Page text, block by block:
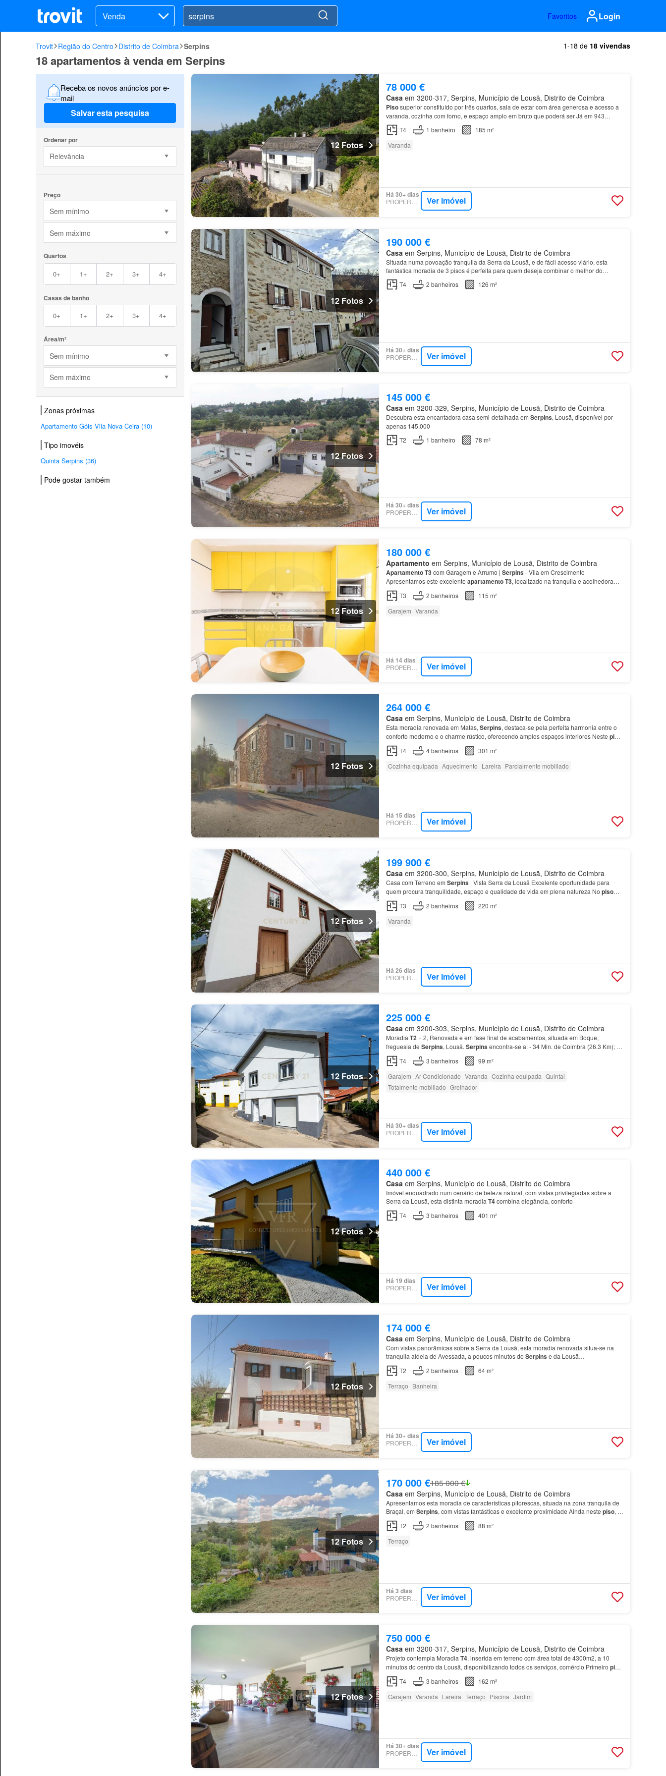
Venda Favoritos Login
Trovit Região do Centro Distrito de Coimbra Serpins 1-18 de 18 vivendas
18 apartamentos à venda em Serpins
Receba os novos anúncios por e-
mail
Salvar esta pesquisa
Ordenar por
Relevância
Preço
Sem mínimo
Sem máximo
Quartos
0+ 1+ 2+ 3+ 4+
Casas de banho
0+ 1+ 2+ 3+ 4+
Área/m²
Sem mínimo
Sem máximo
Zonas próximas
Apartamento Góis Vila Nova Ceira (10)
Tipo imovéis
Quinta Serpins (36)
Pode gostar também
12 Fotos
78 000 €
Casaem 3200-317, Serpins, Município de Lousã, Distrito de Coimbra
Pisosuperior constituído por três quartos, sala de estar com área generosa e acesso a
varanda, cozinha com forno, e espaço amplo em bruto que poderá ser Já em 943
Serpins (topónimo antroponímico) é referida como villa rústic…
T4 1 banheiro
185 m²
Varanda
Há 30+ dias
PROPERSTAR Ver imóvel
12 Fotos
190 000 €
Casa em Serpins, Município de Lousã, Distrito de Coimbra
Situada numa povoação tranquila da Serra da Lousã, e de fácil acesso viário, esta
fantástica moradia de 3 pisos é perfeita para quem deseja combinar o melhor do
ambiente rural com o potencial de se tornar num refúgio moderno…
T4 2 banheiros 126 m²
Há 30+ dias
Ver imóvel
12 Fotos
145 000 €
Casaem 3200-329, Serpins, Município de Lousã, Distrito de Coimbra
Descubra esta encantadora casa semi-detalhada em Serpins, Lousã, disponível por
apenas 145.000
T2
1 banheiro 78 m²
Há 30+ dias
Ver imóvel
12 Fotos
180 000 €
Apartamento em Serpins, Município de Lousã, Distrito de Coimbra
ApartamentoT3com Garagem e Arrumo | Serpins - Vila em Crescimento
Apresentamos este excelente apartamentoT3, localizado na tranquila e acolhedora
vila de
Serpins , uma oportunidade ideal para quem procura conforto, funciona…
T3 2 banheiros
115 m²
Garajem Varanda
Há 14 dias
Ver imóvel
12 Fotos
264 000 €
Casaem Serpins, Município de Lousã, Distrito de Coimbra
Esta moradia renovada em Matas, Serpins, destaca-se pela perfeita harmonia entre o
conforto moderno e o charme rústico, oferecendo amplos espaços interiores Neste piso
encontra-se ainda uma ampla sala de estar, ideal para mom…
T4 4banheiros
301 m²
Cozinha equipada Aquecimento Lareira Parcialmente mobiliado
Há 15 dias
Ver imóvel
12 Fotos
199 900 €
Casaem 3200-300, Serpins, Município de Lousã, Distrito de Coimbra
Casa com Terreno em Serpins | Vista Serra da Lousã Excelente oportunidade para
quem procura tranquilidade, espaço e qualidade de vida em plena natureza No piso
inferior existem 3 divisões adicionais com enorme potencial, perm…
T3 2 banheiros
220 m²
Varanda
Há 26 dias
Ver imóvel
12 Fotos
225 000 €
Casaem 3200-303, Serpins, Município de Lousã, Distrito de Coimbra
Moradia T2+ 2, Renovada e em fase final de acabamentos, situada em Boque,
freguesia de Serpins, Lousã. Serpins encontra-se a: - 34 Min. de Coimbra (26.3 Km); -
14 Min…
T4 3 banheiros
99 m²
Garajem Ar Condicionado Varanda Cozinha equipada Quintal
Totalmente mobiliado Grelhador
Há 30+ dias
Ver imóvel
12 Fotos
440 000 €
Casaem Serpins, Município de Lousã, Distrito de Coimbra
Imóvel enquadrado num cenário de beleza natural, com vistas privilegiadas sobre a
Serra da Lousã, esta distinta moradia T4combina elegância, conforto
T4
3 banheiros 401 m²
Há 19 dias
Ver imóvel
12 Fotos
174 000 €
Casaem Serpins, Município de Lousã, Distrito de Coimbra
Com vistas panorâmicas sobre a Serra da Lousã, esta moradia renovada situa-se na
tranquila aldeia de Avessada, a poucos minutos de Serpins e da Lousã…
T2
2 banheiros
64 m²
Terraço Banheira
Há 30+ dias
Ver imóvel
12 Fotos
170 000 €185 000 €
Casaem Serpins, Município de Lousã, Distrito de Coimbra
Apresentamos esta moradia de características pitorescas, situada na zona tranquila de
Braçal, em Serpins, com vistas fantásticas e excelente proximidade Ainda neste piso, a
zona privativa conta com dois quartos, um escritório…
T2 2 banheiros
88 m²
Terraço
Há 3 dias
Ver imóvel
12 Fotos
750 000 €
Casaem 3200-317, Serpins, Município de Lousã, Distrito de Coimbra
Projeto contempla Moradia T4, inserida em terreno com área total de 4300m2, a 10
minutos do centro da Lousã, disponibilizando todos os serviços, comércio Primeiro piso
composto por 3 quartos, 2 wc, varanda e terraço, com vist…
T4 3 banheiros
162 m²
Garajem Varanda Lareira Terraço Piscina Jardim
Há 30+ dias
Ver imóvel